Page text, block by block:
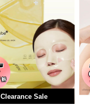
Clearance Sale